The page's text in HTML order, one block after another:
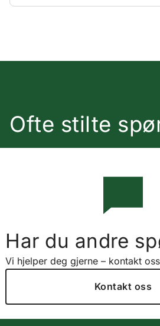
Ofte stilte
Har du andre
Vi hjelper deg gjerne – kontakt
Kontakt oss